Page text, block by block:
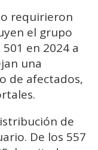
requirieron
el grupo
en 2024 a
una
de afectados,
de
De los 557